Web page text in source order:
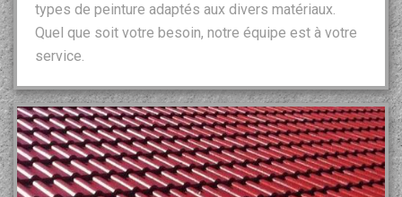
types de peinture adaptés aux divers matériaux.
Quel que soit votre besoin, notre équipe est à votre
service.